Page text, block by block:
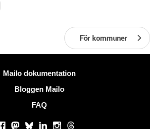
För kommuner
Mailo dokumentation
Bloggen Mailo
FAQ
Facebook
Mastodon
BlueskyLinkedInInstagram
Threads